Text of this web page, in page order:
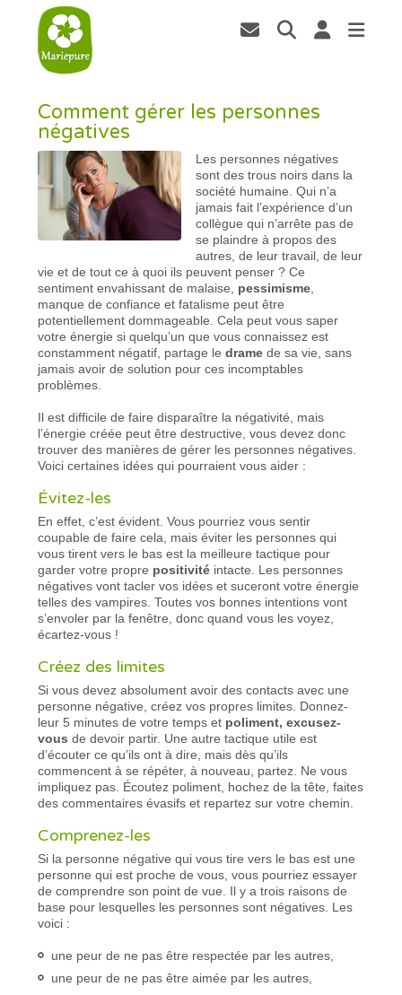
Comment gérer les personnes
négatives
Les personnes négatives
sont des trous noirs dans la
société humaine. Qui n’a
jamais fait l’expérience d’un
collègue qui n’arrête pas de
se plaindre à propos des
autres, de leur travail, de leur
vie et de tout ce à quoi ils peuvent penser ? Ce
sentiment envahissant de malaise, pessimisme
manque de confiance et fatalisme peut être
potentiellement dommageable. Cela peut vous saper
votre énergie si quelqu’un que vous connaissez est
constamment négatif, partage ledrame de sa vie, sans
jamais avoir de solution pour ces incomptables
problèmes.
Il est difficile de faire disparaître la négativité, mais
l’énergie créée peut être destructive, vous devez donc
trouver des manières de gérer les personnes négatives.
Voici certaines idées qui pourraient vous aider :
Évitez-les
En effet, c’est évident. Vous pourriez vous sentir
coupable de faire cela, mais éviter les personnes qui
vous tirent vers le bas est la meilleure tactique pour
garder votre propre positivité intacte. Les personnes
négatives vont tacler vos idées et suceront votre énergie
telles des vampires. Toutes vos bonnes intentions vont
s’envoler par la fenêtre, donc quand vous les voyez,
écartez-vous !
Créez des limites
Si vous devez absolument avoir des contacts avec une
personne négative, créez vos propres limites. Donnez-
leur 5 minutes de votre temps et poliment, excusez-
vous de devoir partir. Une autre tactique utile est
d’écouter ce qu’ils ont à dire, mais dès qu’ils
commencent à se répéter, à nouveau, partez. Ne vous
impliquez pas. Écoutez poliment, hochez de la tête, faites
des commentaires évasifs et repartez sur votre chemin.
Comprenez-les
Si la personne négative qui vous tire vers le bas est une
personne qui est proche de vous, vous pourriez essayer
de comprendre son point de vue. Il y a trois raisons de
base pour lesquelles les personnes sont négatives. Les
voici :
une peur de ne pas être respectée par les autres,
une peur de ne pas être aimée par les autres,